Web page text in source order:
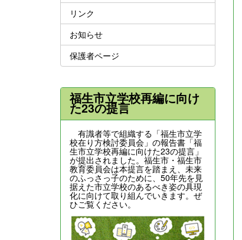
リンク
お知らせ
保護者ページ
福生市立学校再編に向け
た23の提言
有識者等で組織する「福生市立学
校在り方検討委員会」の報告書「福
生市立学校再編に向けた23の提言」
が提出されました。福生市・福生市
教育委員会は本提言を踏まえ、未来
のふっさっ子のために、50年先を見
据えた市立学校のあるべき姿の具現
化に向けて取り組んでいきます。ぜ
ひご覧ください。